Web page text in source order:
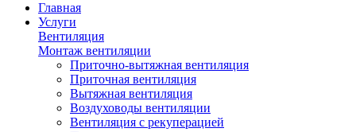
Главная
Услуги
Вентиляция
Монтаж вентиляции
Приточно-вытяжная вентиляция
Приточная вентиляция
Вытяжная вентиляция
Воздуховоды вентиляции
Вентиляция с рекуперацией